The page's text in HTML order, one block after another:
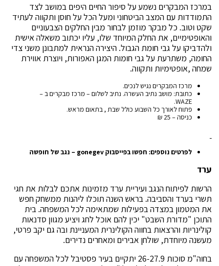
במרכז המבקרים נשמע על סיפור החיים היפים במושב לצד
התמודדות עם המצב הביטחוני ומעל הכל על חוסן ותקווה לעתיד
שקט וטוב. כל מבקר מוזמן לבחור מבין החלקים הצבעוניים
והאופטימיים, את החלק המיוחד שלו, עליו יכתוב משאלה אישית
ולהדביקו על גבי חומת הגבול. היצירה הנראית למתבונן משני צדי
החומה, משתרעת על גבי חומות המגן האפורות, ויוצרת אווירת
שמחה ,אופטימיות ותקווה.
מרכז המבקרים נגיש לנכים.
כתובת: מושב נתיב העשרה. נתיב לשלום – מרכז מבקרים ב –
WAZE.
פתוח לאורך כל השבוע כולל שבת , בתאום מראש.
כניסה – 25 ₪
לפרטים נוספים: חפשו בפייסבוק gonegev– נגב של חופשה
ערד
הרשות לפיתוח הנגב ועיריית ערד מזמינות אתכם לבלות את חגי
תשרי בערד והסביבה. בראש השנה תוכלו ליהנות ממשחק חפש
את המטמון במצדה בפעילות שמתאימה לכל המשפחה. בית
התוכן "מדורת השבט" יכין להם אוכל לחג ויציע מגוון סדנאות
קולינריות והרצאות בחווה הקולינרית המעניינת ובה גם יקב פרטי,
מעשנה מיוחדת, שולחן אבירים ומאחרים נדירים.
בחוה"מ סוכות 26-27.9 יתקיים בעיר פסטיבל לכל המשפחה עם